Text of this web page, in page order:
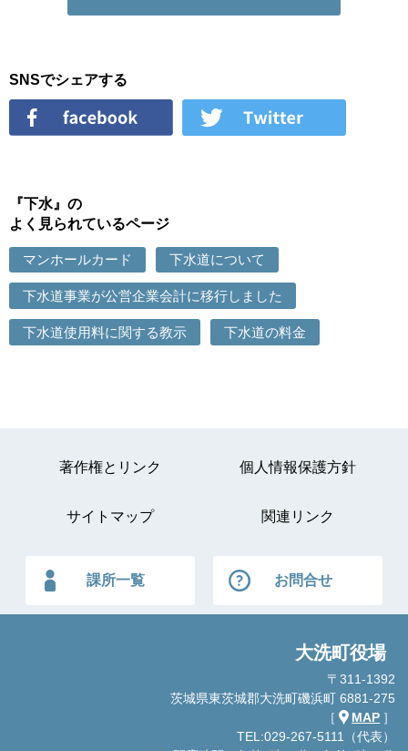
SNSでシェアする
『下水』の
よく見られているページ
マンホールカード 下水道について
下水道事業が公営企業会計に移行しました
下水道使用料に関する教示 下水道の料金
著作権とリンク 個人情報保護方針
サイトマップ 関連リンク
課所一覧 お問合せ
大洗町役場
〒311-1392
茨城県東茨城郡大洗町磯浜町 6881-275
［
MAP ］
TEL:029-267-5111（代表）